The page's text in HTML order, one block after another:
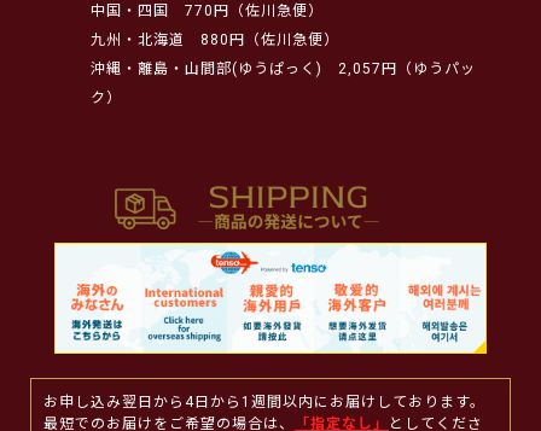
中国・四国
770円（佐川急便）
九州・北海道
880円（佐川急便）
沖縄・離島・山間部(ゆうぱっく)
2,057円（ゆうパッ
ク）
お申し込み翌日から4日から1週間以内にお届けしております。
最短でのお届けをご希望の場合は、
「指定なし」
としてくださ